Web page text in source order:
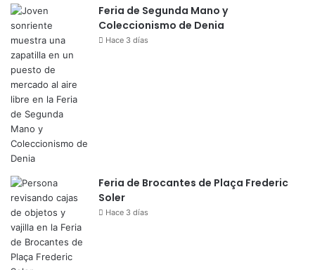
Feria de Segunda Mano y
Coleccionismo de Denia
Hace 3 días
Feria de Brocantes de Plaça Frederic
Soler
Hace 3 días